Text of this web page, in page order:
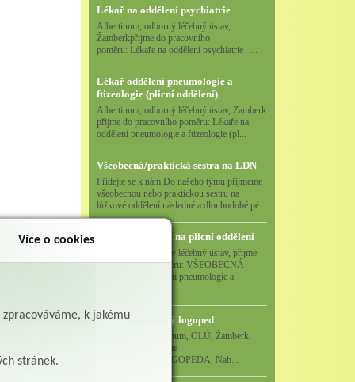
Lékař na oddělení psychiatrie
Albertinum, odborný léčebný ústav,
Žamberkpřijme do pracovního
poměru: Lékaře na oddělení psychiatrie ...
Lékař oddělení pneumologie a
ftizeologie (plicní oddělení)
Albertinum, odborný léčebný ústav, Žamberk
přijme do pracovního poměru: Lékaře na
oddělení pneumologie a ftizeologie (pl...
Všeobecná/praktická sestra na LDN
Přidejte se k nám Do našeho týmu přijmeme
všeobecnou nebo praktickou sestru na
lůžkové oddělení následné a dlouhodobé pé...
Všeobecná sestra na plicní oddělení
Albertinum, odborný léčebný ústav, přijme
do pracovního poměru: VŠEOBECNÁ
SESTRA na oddělení pneumologie a
Logoped/klinický logoped
Albertinum, OLÚ, Žamberk
přijme
KLINICKÉHO LOGOPEDA Nab...
Více o cookies
k jakému
stránek.